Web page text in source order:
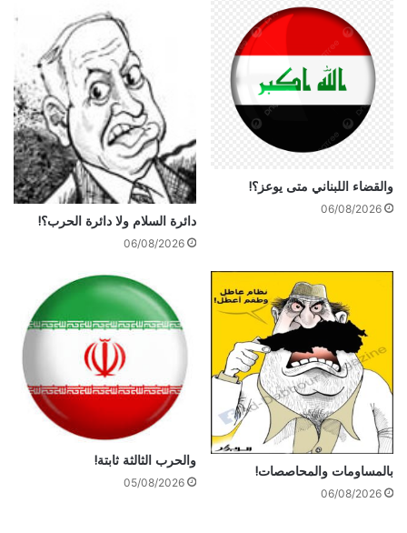
والقضاء اللبناني متى يوعز؟!
06/08/2026
دائرة السلام ولا دائرة الحرب؟!
06/08/2026
بالمساومات والمحاصصات!
06/08/2026
والحرب الثالثة ثابتة!
05/08/2026